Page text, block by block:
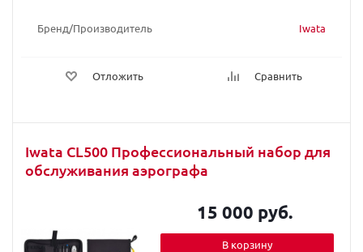
Бренд/Производитель Iwata
Отложить Сравнить
Iwata CL500 Профессиональный набор для
обслуживания аэрографа
15 000 руб.
В корзину